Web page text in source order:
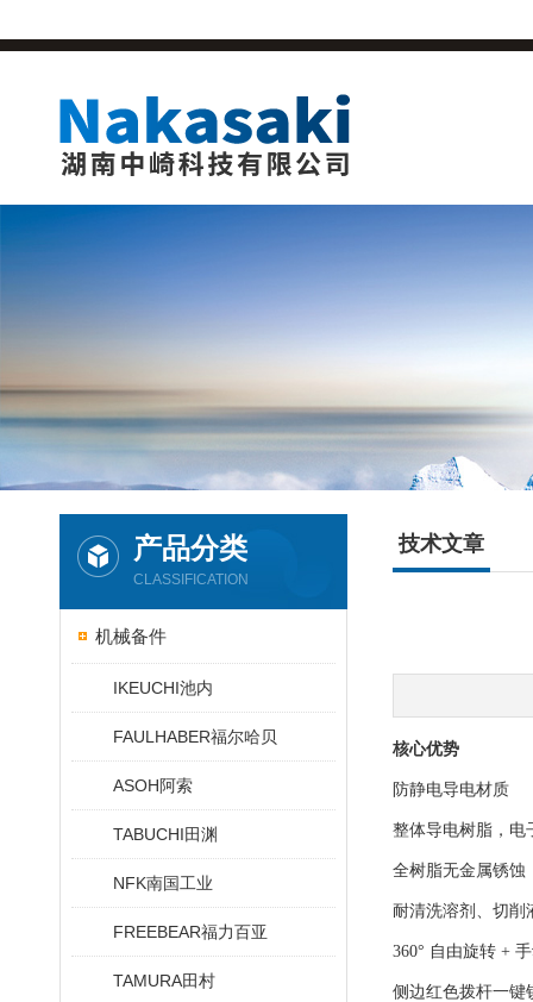
产品分类
CLASSIFICATION
机械备件
IKEUCHI池内
FAULHABER福尔哈贝
ASOH阿索
TABUCHI田渊
NFK南国工业
FREEBEAR福力百亚
TAMURA田村
技术文章
核心优势
防静电导电材质
整体导电树脂，电
全树脂无金属锈蚀
耐清洗溶剂、切削
360° 自由旋转 +
侧边红色拨杆一键